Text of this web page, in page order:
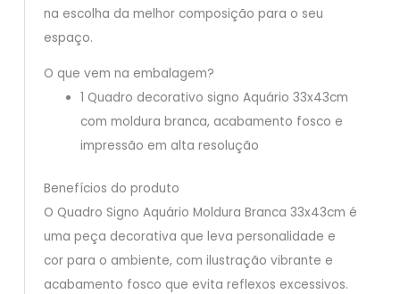
na escolha da melhor composição para o seu
espaço.
O que vem na embalagem?
1 Quadro decorativo signo Aquário 33x43cm
com moldura branca, acabamento fosco e
impressão em alta resolução
Benefícios do produto
O Quadro Signo Aquário Moldura Branca 33x43cm é
uma peça decorativa que leva personalidade e
cor para o ambiente, com ilustração vibrante e
acabamento fosco que evita reflexos excessivos.